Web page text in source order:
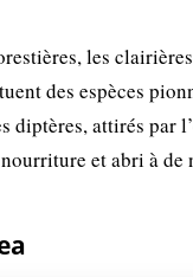
les
des espèces
attirés par
et abri à